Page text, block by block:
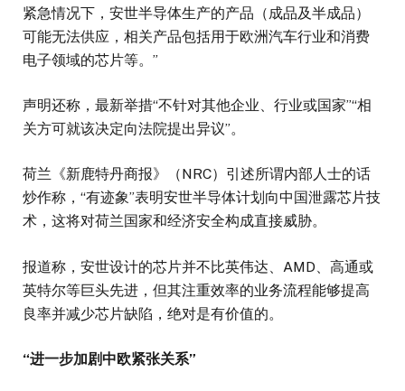
紧急情况下，安世半导体生产的产品（成品及半成品）
可能无法供应，相关产品包括用于欧洲汽车行业和消费
电子领域的芯片等。”
声明还称，最新举措“不针对其他企业、行业或国家”“相
关方可就该决定向法院提出异议”。
荷兰《新鹿特丹商报》（NRC）引述所谓内部人士的话
炒作称，“有迹象”表明安世半导体计划向中国泄露芯片技
术，这将对荷兰国家和经济安全构成直接威胁。
报道称，安世设计的芯片并不比英伟达、AMD、高通或
英特尔等巨头先进，但其注重效率的业务流程能够提高
良率并减少芯片缺陷，绝对是有价值的。
“进一步加剧中欧紧张关系”